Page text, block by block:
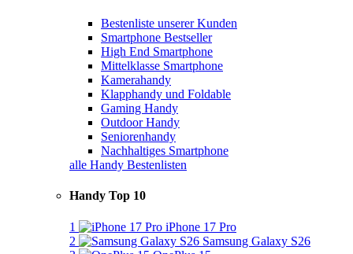
Bestenliste unserer Kunden
Smartphone Bestseller
High End Smartphone
Mittelklasse Smartphone
Kamerahandy
Klapphandy und Foldable
Gaming Handy
Outdoor Handy
Seniorenhandy
Nachhaltiges Smartphone
alle Handy Bestenlisten
Handy Top 10
1
iPhone 17 Pro
2
Samsung Galaxy S26